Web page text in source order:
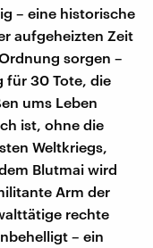
– eine historische
aufgeheizten Zeit
sorgen –
für 30 Tote, die
ums Leben
ist, ohne die
Weltkriegs,
Blutmai wird
Arm der
rechte
– ein